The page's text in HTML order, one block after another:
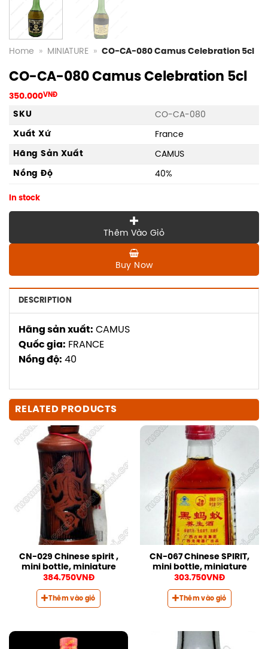
Home » MINIATURE » CO-CA-080 Camus Celebration 5cl
CO-CA-080 Camus Celebration 5cl
350.000VNĐ
SKU
CO-CA-080
Xuất Xứ
France
Hãng Sản Xuất
CAMUS
Nồng Độ
40%
In stock
Thêm Vào Giỏ
Buy Now
DESCRIPTION
Hãng sản xuất: CAMUS
Quốc gia: FRANCE
Nồng độ: 40
RELATED PRODUCTS
CN-029 Chinese spirit ,
mini bottle, miniature
384.750VNĐ
Thêm vào giỏ
CN-067 Chinese SPIRIT,
mini bottle, miniature
303.750VNĐ
Thêm vào giỏ